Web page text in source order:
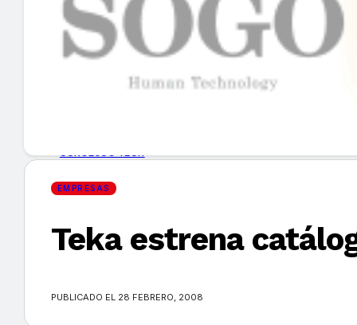
INICIO
EMPRESAS
GUÍA DE COMPRA
MERCADOS Y TENDENCIAS
EVENTOS
EMPRESAS
Teka estrena
PUBLICADO EL 28 FEBRERO, 2008